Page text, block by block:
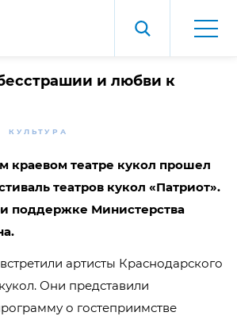
и любви к
КУЛЬТУРА
краевом театре кукол прошел
театров кукол «Патриот».
поддержке Министерства
артисты Краснодарского
Они представили
о гостеприимстве